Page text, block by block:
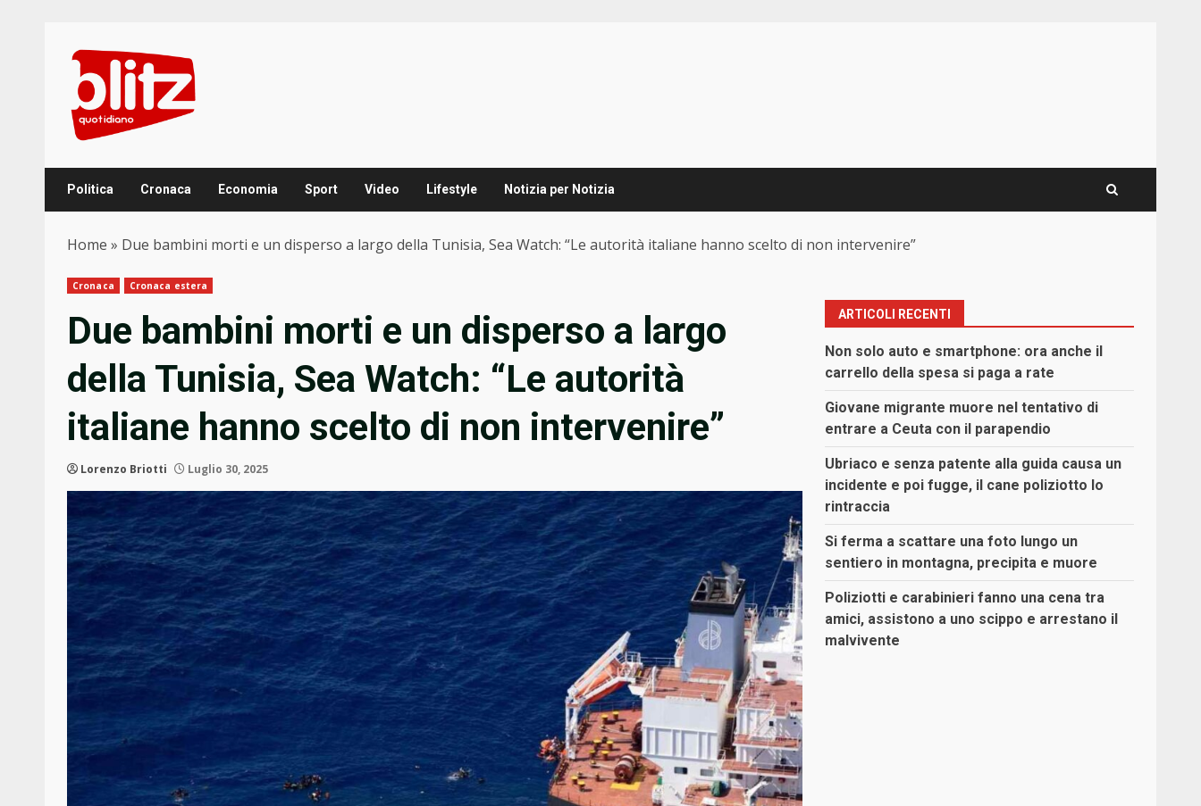
content
Politica Cronaca Economia Sport Video Lifestyle Notizia per Notizia
Home » Due bambini morti e un disperso a largo della Tunisia, Sea Watch: “Le autorità italiane hanno scelto di non intervenire”
Cronaca Cronaca estera
Due bambini morti e un disperso a largo
della Tunisia, Sea Watch: “Le autorità
italiane hanno scelto di non intervenire”
Lorenzo Briotti Luglio 30, 2025
ARTICOLI RECENTI
Non solo auto e smartphone: ora anche il
carrello della spesa si paga a rate
Giovane migrante muore nel tentativo di
entrare a Ceuta con il parapendio
Ubriaco e senza patente alla guida causa un
incidente e poi fugge, il cane poliziotto lo
rintraccia
Si ferma a scattare una foto lungo un
sentiero in montagna, precipita e muore
Poliziotti e carabinieri fanno una cena tra
amici, assistono a uno scippo e arrestano il
malvivente